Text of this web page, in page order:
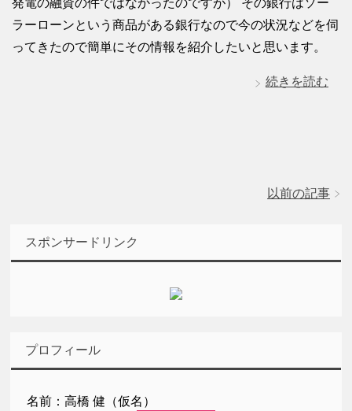
ラーローンという商品がある銀行なので今の状況などを伺
ってきたので簡単にその情報を紹介したいと思います。
続きを読む
以前の記事
スポンサードリンク
プロフィール
名前：高橋 健（仮名）